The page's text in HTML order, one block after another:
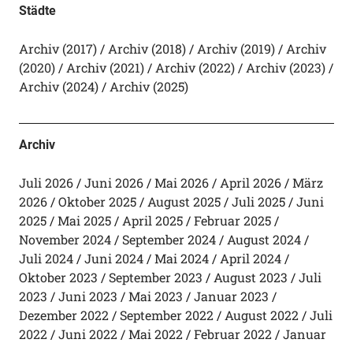
Städte
Archiv (2017) Archiv (2018) Archiv (2019)
Archiv
(2020)
Archiv (2021) Archiv (2022)
Archiv (2023)
Archiv (2024)
Archiv (2025)
Archiv
Juli 2026 Juni 2026 Mai 2026 April 2026
März
2026
Oktober 2025 August 2025 Juli 2025
Juni
2025
Mai 2025 April 2025
Februar 2025
November 2024
September 2024
August 2024
Juli 2024
Juni 2024 Mai 2024
April 2024
Oktober 2023
September 2023 August 2023
Juli
2023
Juni 2023 Mai 2023
Januar 2023
Dezember 2022
September 2022 August 2022
Juli
2022
Juni 2022 Mai 2022 Februar 2022
Januar